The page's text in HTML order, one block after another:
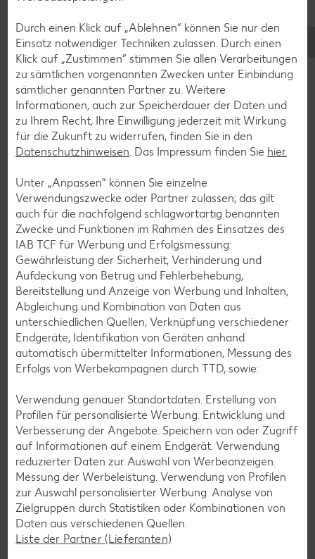
Apfelkuchen-Rezepte
Schokokuchen-Rezepte
Torten-Rezepte
Eis-Rezepte
Pfannkuchen-Rezepte
Plätzchen-Rezepte
Smoothie-Rezepte
Bowle-Rezepte
Cocktail-Rezepte
Avocado-Rezepte
Erdbeer-Rezepte
Blaubeer-Rezepte
Bananen-Rezepte
Zurück zu allen Rezepten
Durch einen Klick auf „Ablehnen“ können Sie nur den
Einsatz notwendiger Techniken zulassen. Durch einen
Klick auf „Zustimmen“ stimmen Sie allen Verarbeitungen
zu sämtlichen vorgenannten Zwecken unter Einbindung
sämtlicher genannten Partner zu. Weitere
Informationen, auch zur Speicherdauer der Daten und
zu Ihrem Recht, Ihre Einwilligung jederzeit mit Wirkung
für die Zukunft zu widerrufen, finden Sie in den
Datenschutzhinweisen . Das Impressum finden Sie hier.
Unter „Anpassen“ können Sie einzelne
Verwendungszwecke oder Partner zulassen; das gilt
auch für die nachfolgend schlagwortartig benannten
Zwecke und Funktionen im Rahmen des Einsatzes des
IAB TCF für Werbung und Erfolgsmessung:
Gewährleistung der Sicherheit, Verhinderung und
Aufdeckung von Betrug und Fehlerbehebung,
Bereitstellung und Anzeige von Werbung und Inhalten,
Abgleichung und Kombination von Daten aus
unterschiedlichen Quellen, Verknüpfung verschiedener
Endgeräte, Identifikation von Geräten anhand
automatisch übermittelter Informationen, Messung des
Erfolgs von Werbekampagnen durch TTD, sowie:
Verwendung genauer Standortdaten. Erstellung von
Profilen für personalisierte Werbung. Entwicklung und
Verbesserung der Angebote. Speichern von oder Zugriff
auf Informationen auf einem Endgerät. Verwendung
reduzierter Daten zur Auswahl von Werbeanzeigen.
Messung der Werbeleistung. Verwendung von Profilen
zur Auswahl personalisierter Werbung. Analyse von
Zielgruppen durch Statistiken oder Kombinationen von
Daten aus verschiedenen Quellen.
Liste der Partner (Lieferanten)